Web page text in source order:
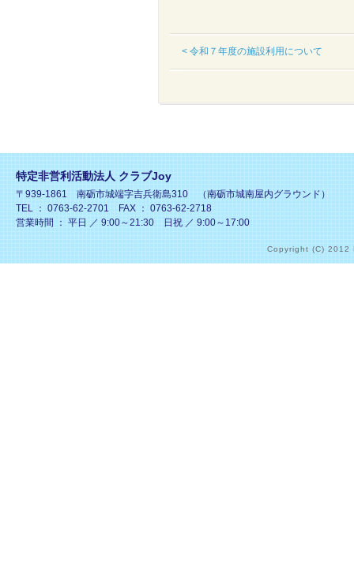
< 令和７年度の施設利用について
特定非営利活動法人 クラブJoy
〒939-1861 南砺市城端字吉兵衛島310 （南砺市城南屋内グラウンド）
TEL ： 0763-62-2701 FAX ： 0763-62-2718
営業時間 ： 平日 ／ 9:00～21:30 日祝 ／ 9:00～17:00
Copyright (C) 2012